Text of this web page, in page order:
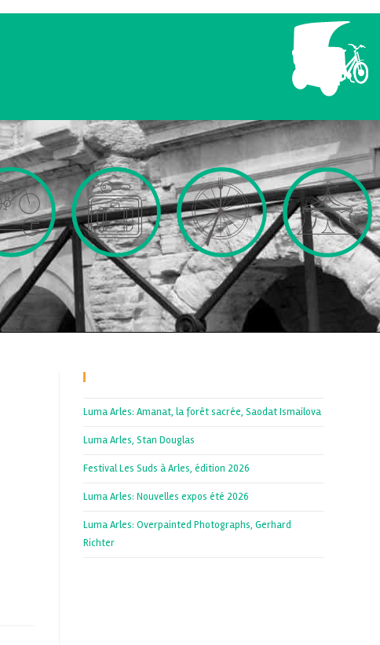
Luma Arles: Amanat, la forêt sacrée, Saodat Ismailova
Luma Arles, Stan Douglas
Festival Les Suds à Arles, édition 2026
Luma Arles: Nouvelles expos été 2026
Luma Arles: Overpainted Photographs, Gerhard
Richter